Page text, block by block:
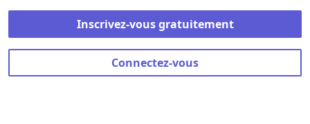
Inscrivez-vous gratuitement
Connectez-vous